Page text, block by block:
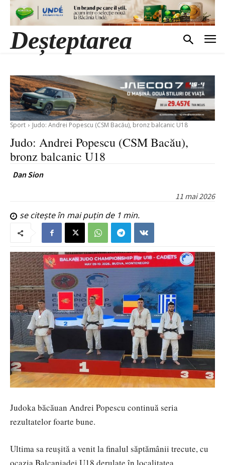
Deșteptarea
Sport Judo: Andrei Popescu (CSM Bacău), bronz balcanic U18
Judo: Andrei Popescu (CSM Bacău),
bronz balcanic U18
Dan Sion
11 mai 2026
se citește în mai puțin de 1 min.
Judoka băcăuan Andrei Popescu continuă seria
rezultatelor foarte bune.
Ultima sa reușită a venit la finalul săptămânii trecute, cu